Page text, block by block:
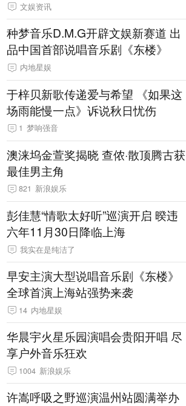
文娱资讯
种梦音乐D.M.G开辟文娱新赛道 出
品中国首部说唱音乐剧《东楼》
内地星娱
于梓贝新歌传递爱与希望 《如果这
场雨能慢一点》诉说秋日忧伤
1 梦响强音
澳涞坞金萱奖揭晓 查侬·散顶腾古获
最佳男主角
821 新浪娱乐
彭佳慧“情歌太好听”巡演开启 暌违
六年11月30日降临上海
我实在是纯洁了
早安主演大型说唱音乐剧《东楼》
全球首演上海站强势来袭
14 内地星娱
华晨宇火星乐园演唱会贵阳开唱 尽
享户外音乐狂欢
1004 新浪娱乐
许嵩呼吸之野巡演温州站圆满举办